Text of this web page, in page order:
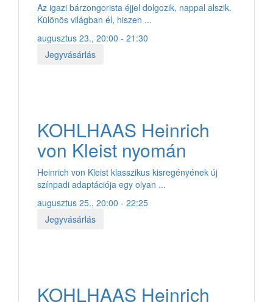
Az igazi bárzongorista éjjel dolgozik, nappal alszik.
Különös világban él, hiszen ...
augusztus 23., 20:00 - 21:30
Jegyvásárlás
KOHLHAAS Heinrich
von Kleist nyomán
Heinrich von Kleist klasszikus kisregényének új
színpadi adaptációja egy olyan ...
augusztus 25., 20:00 - 22:25
Jegyvásárlás
KOHLHAAS Heinrich